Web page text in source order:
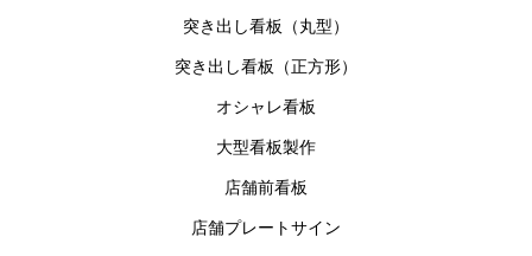
突き出し看板（丸型）
突き出し看板（正方形）
オシャレ看板
大型看板製作
店舗前看板
店舗プレートサイン